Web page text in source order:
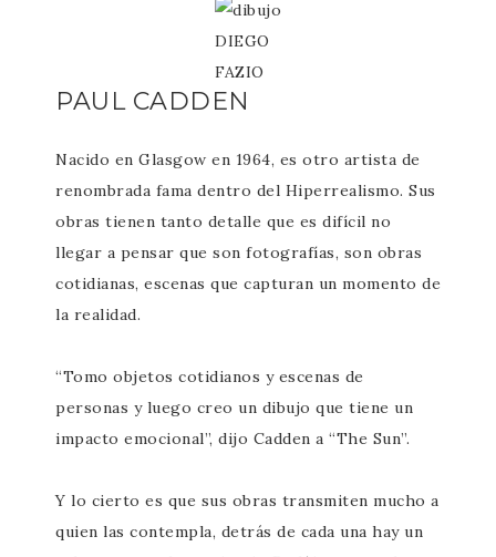
DIEGO
FAZIO
PAUL CADDEN
Nacido en Glasgow en 1964, es otro artista de
renombrada fama dentro del Hiperrealismo. Sus
obras tienen tanto detalle que es difícil no
llegar a pensar que son fotografías, son obras
cotidianas, escenas que capturan un momento de
la realidad.
“Tomo objetos cotidianos y escenas de
personas y luego creo un dibujo que tiene un
impacto emocional”, dijo Cadden a “The Sun”.
Y lo cierto es que sus obras transmiten mucho a
quien las contempla, detrás de cada una hay un